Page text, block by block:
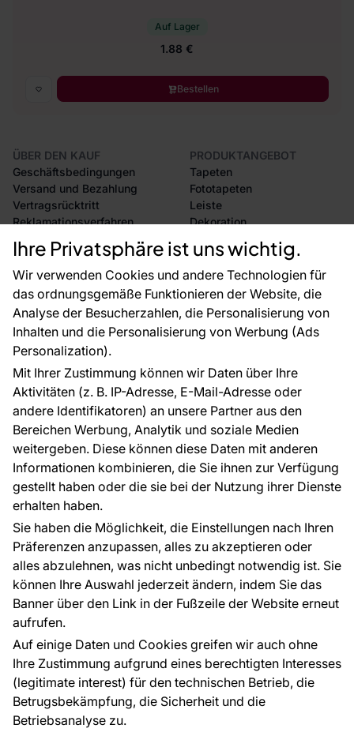
Ihre Privatsphäre ist uns wichtig.
Wir verwenden Cookies und andere Technologien für
das ordnungsgemäße Funktionieren der Website, die
Analyse der Besucherzahlen, die Personalisierung von
Inhalten und die Personalisierung von Werbung (Ads
Personalization).
Mit Ihrer Zustimmung können wir Daten über Ihre
Aktivitäten (z. B. IP-Adresse, E-Mail-Adresse oder
andere Identifikatoren) an unsere Partner aus den
Bereichen Werbung, Analytik und soziale Medien
weitergeben. Diese können diese Daten mit anderen
Informationen kombinieren, die Sie ihnen zur Verfügung
gestellt haben oder die sie bei der Nutzung ihrer Dienste
erhalten haben.
Sie haben die Möglichkeit, die Einstellungen nach Ihren
Präferenzen anzupassen, alles zu akzeptieren oder
alles abzulehnen, was nicht unbedingt notwendig ist. Sie
können Ihre Auswahl jederzeit ändern, indem Sie das
Banner über den Link in der Fußzeile der Website erneut
aufrufen.
Auf einige Daten und Cookies greifen wir auch ohne
Ihre Zustimmung aufgrund eines berechtigten Interesses
(legitimate interest) für den technischen Betrieb, die
Betrugsbekämpfung, die Sicherheit und die
Betriebsanalyse zu.
Auf Lager
1.88 €
Bestellen
ÜBER DEN KAUF
Geschäftsbedingungen
Versand und Bezahlung
Vertragsrücktritt
Reklamationsverfahren
Rücksendung von Waren
CE-Zertifizierung
Großhandel
Raumvisualisierung
PRODUKTANGEBOT
Tapeten
Fototapeten
Leiste
Dekoration
Selbstklebende Folien
Zubehör
Tapetenmuster
FÜR SIE
Blog
EU-Projekte
Ratschläge und Tipps
FAQ
ÜBER DAS UNTERNEHMEN
Kontakt
Haben Sie Fragen? Wir helfen Ihnen gerne weiter
und beraten Sie persönlich.
+49 781 95633072
service@tapeteneshop.de
Zahlungsarten:
Die Zahlungen werden geleistet von:
Schutz personenbezogener Daten